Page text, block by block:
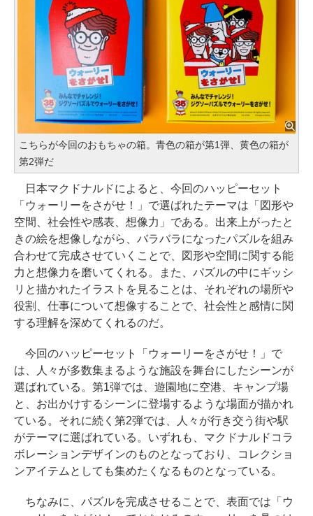
こちらが今回のおもちゃの箱。青色の箱が第1弾、黄色の箱が
第2弾だ
日本マクドナルドによると、今回のハッピーセット
「ウォーリーをさがせ！」で選ばれたテーマは「図形や
空間、社会性や感表、想像力」である。出来上がったと
きの絵を想像しながら、バラバラになったパズルを組み
合わせて完成させていくことで、図形や空間に関する能
力と想像力を磨いてくれる。また、パズルの中にギッシ
リと描かれたイラストを見ることは、それぞれの場所や
役割、仕事について想像することで、社会性と感情に関
する理解を深めてくれるのだ。
今回のハッピーセット「ウォーリーをさがせ！」で
は、人々が多数集まるような施設を舞台にしたシーンが
選ばれている。第1弾では、遊園地に空港、キャンプ場
と、お出かけするシーンに登場するような場面が描かれ
ている。それに続く第2弾では、人々が行き交う街や駅
がテーマに選ばれている。いずれも、マクドナルドコラ
ボレーションデザインのものとなっており、コレクショ
ンアイテムとしても集めたくなるものとなっている。
ちなみに、パズルを完成させることで、表面では「ウ